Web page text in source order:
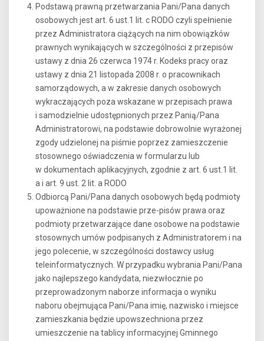
Podstawą prawną przetwarzania Pani/Pana danych
osobowych jest art. 6 ust.1 lit. c RODO czyli spełnienie
przez Administratora ciążących na nim obowiązków
prawnych wynikających w szczególności z przepisów
ustawy z dnia 26 czerwca 1974 r. Kodeks pracy oraz
ustawy z dnia 21 listopada 2008 r. o pracownikach
samorządowych, a w zakresie danych osobowych
wykraczających poza wskazane w przepisach prawa
i samodzielnie udostępnionych przez Panią/Pana
Administratorowi, na podstawie dobrowolnie wyrażonej
zgody udzielonej na piśmie poprzez zamieszczenie
stosownego oświadczenia w formularzu lub
w dokumentach aplikacyjnych, zgodnie z art. 6 ust.1 lit.
a i art. 9 ust. 2 lit. a RODO
Odbiorcą Pani/Pana danych osobowych będą podmioty
upoważnione na podstawie prze-pisów prawa oraz
podmioty przetwarzające dane osobowe na podstawie
stosownych umów podpisanych z Administratorem i na
jego polecenie, w szczególności dostawcy usług
teleinformatycznych. W przypadku wybrania Pani/Pana
jako najlepszego kandydata, niezwłocznie po
przeprowadzonym naborze informacja o wyniku
naboru obejmująca Pani/Pana imię, nazwisko i miejsce
zamieszkania będzie upowszechniona przez
umieszczenie na tablicy informacyjnej Gminnego